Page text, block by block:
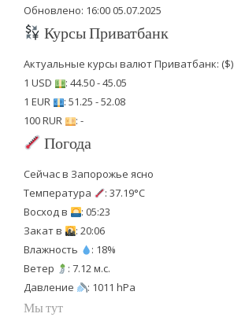
Обновлено: 16:00 05.07.2025
Курсы Приватбанк
Актуальные курсы валют Приватбанк: ($)
1 USD
: 44.50 - 45.05
1 EUR
: 51.25 - 52.08
100 RUR
: -
Погода
Сейчас в Запорожье ясно
Температура
: 37.19°C
Восход в
: 05:23
Закат в
: 20:06
Влажность
: 18%
Ветер
: 7.12 м.с.
Давление
: 1011 hPa
Мы тут